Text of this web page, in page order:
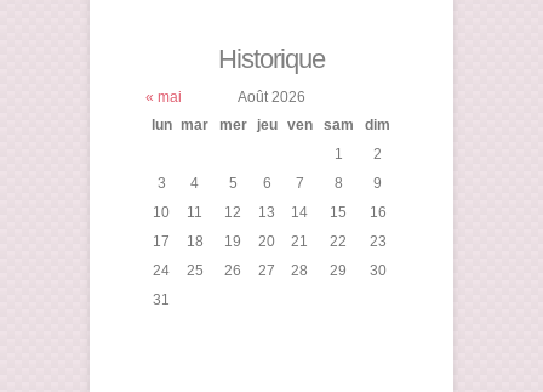
Historique
« mai
Août 2026
lun mar mer jeu ven sam
dim
1
2
3
4 5 6 7 8
9
10
11 12 13 14 15
16
17
18 19 20 21 22
23
24
25 26 27 28 29
30
31